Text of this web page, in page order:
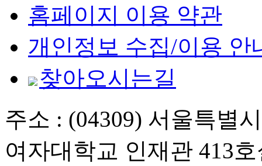
홈페이지 이용 약관
개인정보 수집/이용 안
찾아오시는길
주소 : (04309) 서울특별
여자대학교 인재관 413